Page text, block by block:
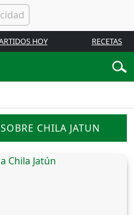
HOY RECETAS
CHILA JATUN